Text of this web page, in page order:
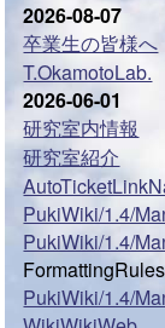
2026-08-07
卒業生の皆様へ
T.OkamotoLab.
2026-06-01
研究室内情報
研究室紹介
PukiWiki/1.4/
PukiWiki/1.4/
FormattingRules
PukiWiki/1.4/